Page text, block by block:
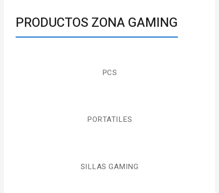
PRODUCTOS ZONA GAMING
PCS
PORTATILES
SILLAS GAMING